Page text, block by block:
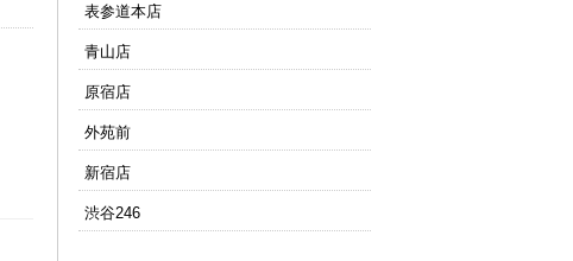
表参道本店
青山店
原宿店
外苑前
新宿店
渋谷246